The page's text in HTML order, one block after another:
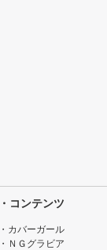
・コンテンツ
・カバーガール
・ＮＧグラビア